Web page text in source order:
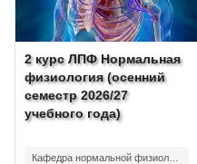
Изображение курса
Название курса
2 курс ЛПФ Нормальная
физиология (осенний
семестр 2026/27
учебного года)